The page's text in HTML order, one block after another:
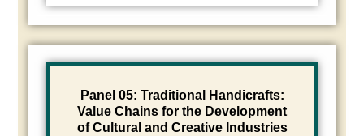
Panel 05: Traditional Handicrafts:
Value Chains for the Development
of Cultural and Creative Industries